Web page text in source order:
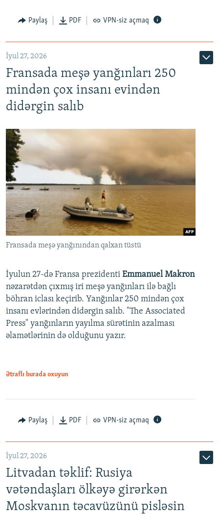
Paylaş PDF VPN-siz açmaq
İyul 27, 2026
Fransada meşə yanğınları 250
mindən çox insanı evindən
didərgin salıb
Fransada meşə yanğınından qalxan tüstü
İyulun 27-də Fransa prezidenti Emmanuel Makron
nəzarətdən çıxmış iri meşə yanğınları ilə bağlı
böhran iclası keçirib. Yanğınlar 250 mindən çox
insanı evlərindən didərgin salıb. "The Associated
Press" yanğınların yayılma sürətinin azalması
əlamətlərinin də olduğunu yazır.
Ətraflı burada oxuyun
Paylaş PDF VPN-siz açmaq
İyul 27, 2026
Litvadan təklif: Rusiya
vətəndaşları ölkəyə girərkən
Moskvanın təcavüzünü pisləsin